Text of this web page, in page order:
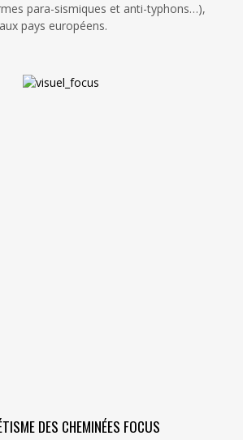
para-sismiques et anti-typhons…),
pays européens.
DES CHEMINÉES FOCUS